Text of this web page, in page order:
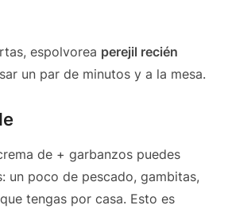
espolvorea perejil recién
un par de minutos y a la mesa.
de + garbanzos puedes
un poco de pescado, gambitas,
tengas por casa. Esto es